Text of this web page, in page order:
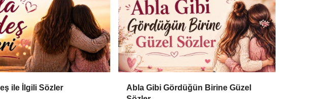
ile İlgili Sözler
Abla Gibi Gördüğün Birine Güzel